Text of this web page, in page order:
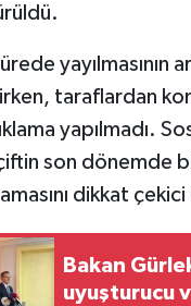
yayılmasının
taraflardan
yapılmadı.
çiftin son dönemde
dikkat
Bakan
uyuşturucu